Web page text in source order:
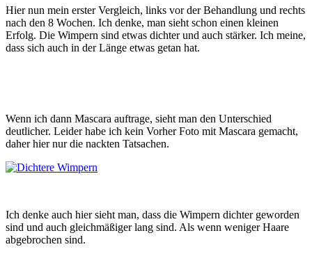
Hier nun mein erster Vergleich, links vor der Behandlung und rechts
nach den 8 Wochen. Ich denke, man sieht schon einen kleinen
Erfolg. Die Wimpern sind etwas dichter und auch stärker. Ich meine,
dass sich auch in der Länge etwas getan hat.
Wenn ich dann Mascara auftrage, sieht man den Unterschied
deutlicher. Leider habe ich kein Vorher Foto mit Mascara gemacht,
daher hier nur die nackten Tatsachen.
Ich denke auch hier sieht man, dass die Wimpern dichter geworden
sind und auch gleichmäßiger lang sind. Als wenn weniger Haare
abgebrochen sind.